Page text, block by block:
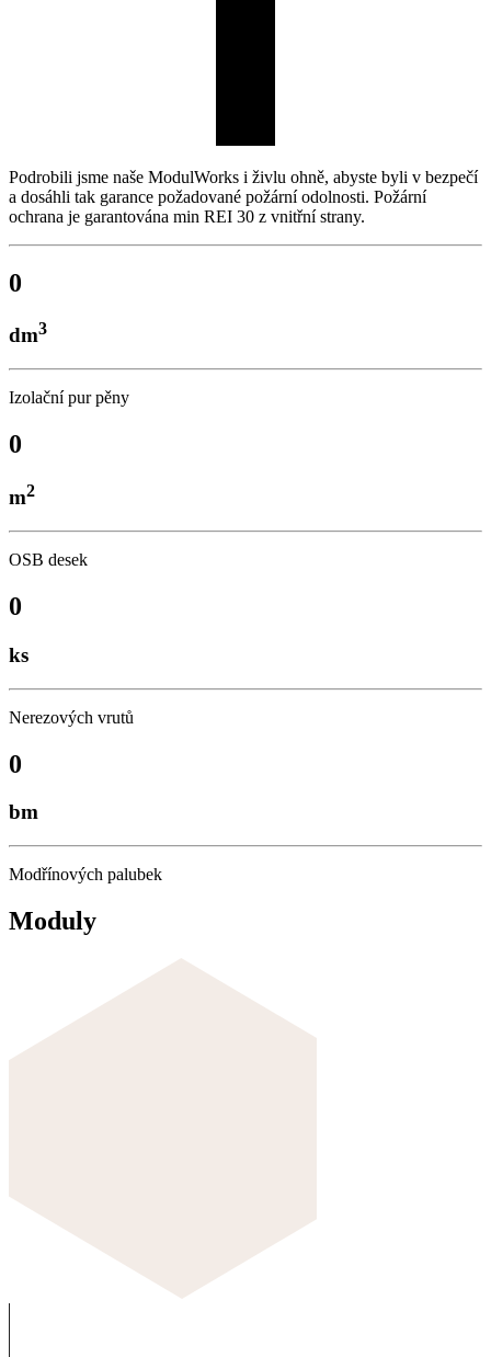
Podrobili jsme naše ModulWorks i živlu ohně, abyste byli v bezpečí
a dosáhli tak garance požadované požární odolnosti. Požární
ochrana je garantována min REI 30 z vnitřní strany.
0
dm3
Izolační pur pěny
0
m2
OSB desek
0
ks
Nerezových vrutů
0
bm
Modřínových palubek
Moduly